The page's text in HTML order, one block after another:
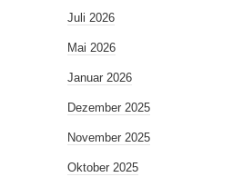
Juli 2026
Mai 2026
Januar 2026
Dezember 2025
November 2025
Oktober 2025